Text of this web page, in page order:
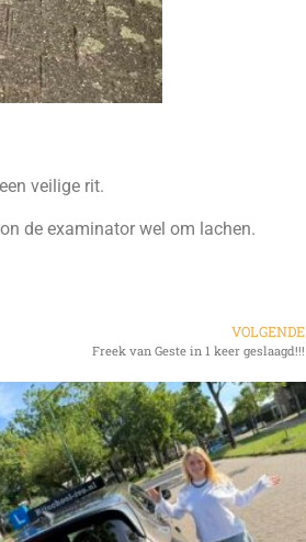
veilige rit.
de examinator wel om lachen.
VOLGENDE
Freek van Geste in 1 keer geslaagd!!!